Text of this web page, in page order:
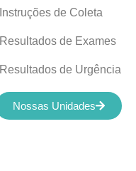
Instruções de Coleta
Resultados de Exames
Resultados de Urgência
Nossas Unidades